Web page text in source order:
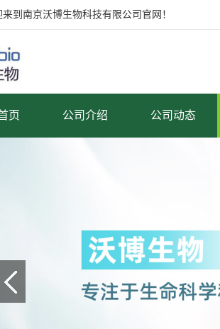
到南京沃博生物科技有限公司官网！
页 公司介绍 公司动态